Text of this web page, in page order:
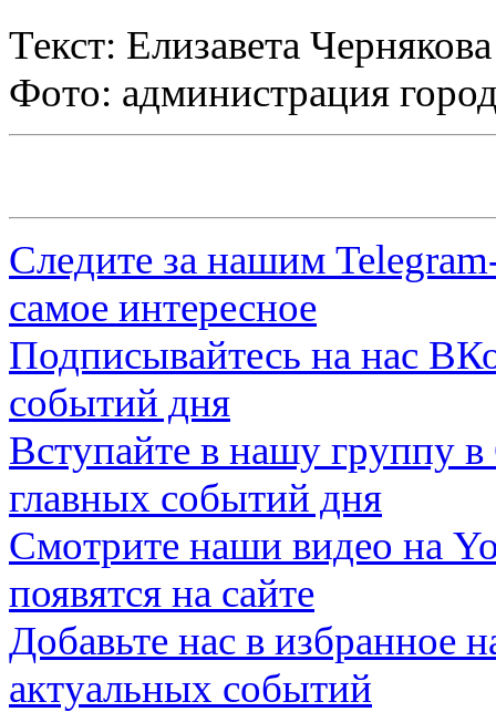
Текст: Елизавета Чернякова
Фото: администрация
Следите за нашим
самое интересное
Подписывайтесь на нас
событий дня
Вступайте в нашу группу в
главных событий дня
Смотрите наши видео на
появятся на сайте
Добавьте нас в избранное
актуальных событий